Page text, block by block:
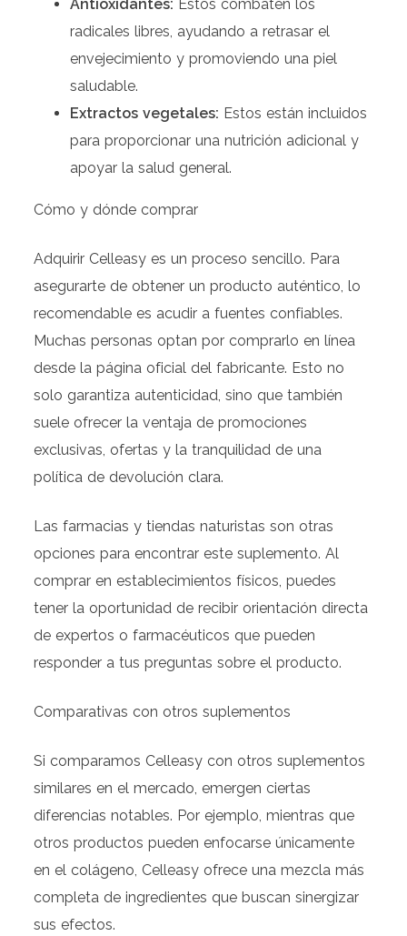
Antioxidantes: Estos combaten los
radicales libres, ayudando a retrasar el
envejecimiento y promoviendo una piel
saludable.
Extractos vegetales: Estos están incluidos
para proporcionar una nutrición adicional y
apoyar la salud general.
Cómo y dónde comprar
Adquirir Celleasy es un proceso sencillo. Para
asegurarte de obtener un producto auténtico, lo
recomendable es acudir a fuentes confiables.
Muchas personas optan por comprarlo en línea
desde la página oficial del fabricante. Esto no
solo garantiza autenticidad, sino que también
suele ofrecer la ventaja de promociones
exclusivas, ofertas y la tranquilidad de una
política de devolución clara.
Las farmacias y tiendas naturistas son otras
opciones para encontrar este suplemento. Al
comprar en establecimientos físicos, puedes
tener la oportunidad de recibir orientación directa
de expertos o farmacéuticos que pueden
responder a tus preguntas sobre el producto.
Comparativas con otros suplementos
Si comparamos Celleasy con otros suplementos
similares en el mercado, emergen ciertas
diferencias notables. Por ejemplo, mientras que
otros productos pueden enfocarse únicamente
en el colágeno, Celleasy ofrece una mezcla más
completa de ingredientes que buscan sinergizar
sus efectos.